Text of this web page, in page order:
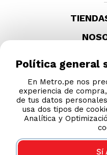
Política general
En Metro.pe nos
experiencia de
de tus datos
usa dos tipos de
Analítica y
Sí